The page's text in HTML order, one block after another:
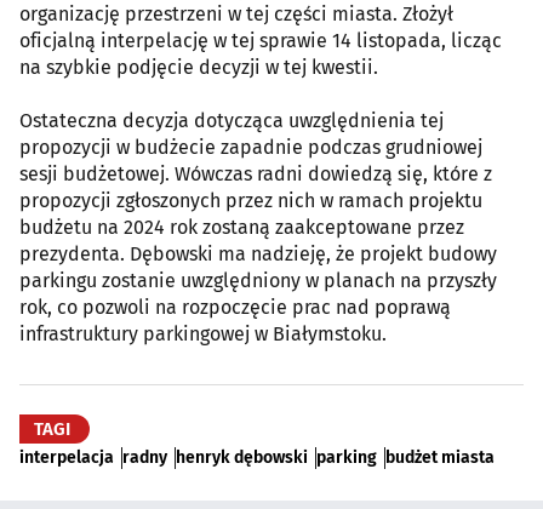
organizację przestrzeni w tej części miasta. Złożył
oficjalną interpelację w tej sprawie 14 listopada, licząc
na szybkie podjęcie decyzji w tej kwestii.
Ostateczna decyzja dotycząca uwzględnienia tej
propozycji w budżecie zapadnie podczas grudniowej
sesji budżetowej. Wówczas radni dowiedzą się, które z
propozycji zgłoszonych przez nich w ramach projektu
budżetu na 2024 rok zostaną zaakceptowane przez
prezydenta. Dębowski ma nadzieję, że projekt budowy
parkingu zostanie uwzględniony w planach na przyszły
rok, co pozwoli na rozpoczęcie prac nad poprawą
infrastruktury parkingowej w Białymstoku.
TAGI
interpelacja radny henryk dębowski parking budżet miasta